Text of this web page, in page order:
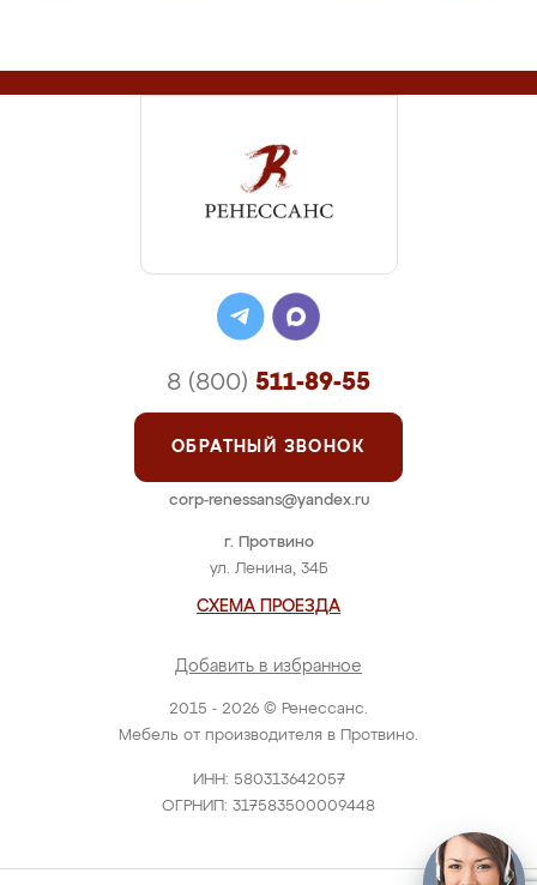
2015 - 2026 © Ренессанс.
Мебель от производителя в Протвино.
ИНН: 580313642057
ОГРНИП: 317583500009448
г. Протвино
ул. Ленина, 34Б
СХЕМА ПРОЕЗДА
Добавить в избранное
8 (800) 511-89-55
ОБРАТНЫЙ ЗВОНОК
corp-renessans@yandex.ru